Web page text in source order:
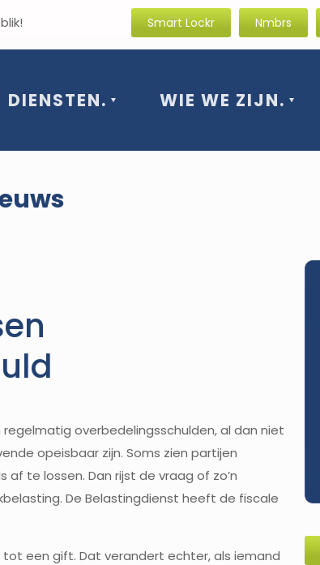
blik! Smart Lockr Nmbrs
DIENSTEN. WIE WE ZIJN.
overbedelingsschulden, al dan niet
opeisbaar zijn. Soms zien partijen
af te lossen. Dan rijst de vraag of zo’n
De Belastingdienst heeft de fiscale
een gift. Dat verandert echter, als iemand